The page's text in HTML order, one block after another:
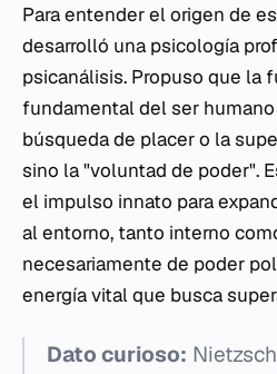
Para entender el origen de
desarrolló una psicología
psicanálisis. Propuso que la
fundamental del ser
búsqueda de placer o la
sino la "voluntad de poder".
el impulso innato para
al entorno, tanto interno
necesariamente de poder
energía vital que busca
Dato curioso: